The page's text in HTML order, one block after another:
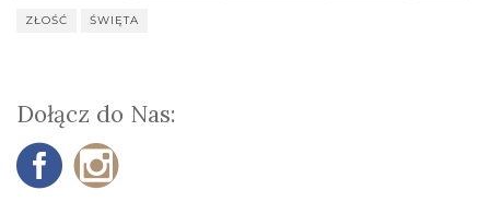
ZŁOŚĆ ŚWIĘTA
Dołącz do Nas: